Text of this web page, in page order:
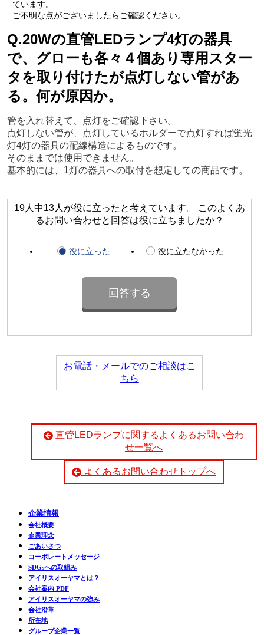
ています。
ご不明な点がございましたらご確認ください。
Q.20Wの直管LEDランプ4灯の器具
で、グローも各々４個あり専用スター
タを取り付けたが点灯しない管があ
る。何が原因か。
管を入れ替えて、点灯をご確認下さい。
点灯しない管が、点灯しているホルダーで点灯すれば蛍光
灯4灯の器具の配線構造によるものです。
そのままでは使用できません。
基本的には、1灯の器具への取付を想定しての商品です。
19人中13人が役に立ったと考えています。 このよくあ
るお問い合わせと回答は役に立ちましたか？
役に立った 役に立たなかった
お電話・メールでのご相談はこ
ちら
直管LEDランプに関するよくあるお問い合わ
せ一覧へ
よくあるお問い合わせトップへ
企業情報
会社概要
企業理念
ごあいさつ
コーポレートメッセージ
SDGsへの取組み
アイリスオーヤマとは？
会社案内 PDF
アイリスオーヤマの強み
会社沿革
所在地
グループ企業一覧